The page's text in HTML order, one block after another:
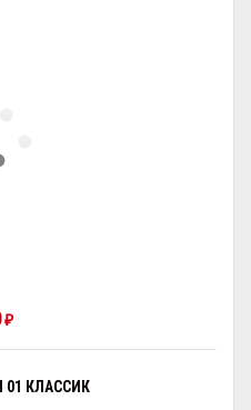
₽
01 КЛАССИК